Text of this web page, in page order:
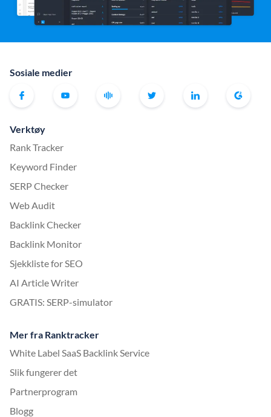
Sosiale medier
Verktøy
Rank Tracker
Keyword Finder
SERP Checker
Web Audit
Backlink Checker
Backlink Monitor
Sjekkliste for SEO
AI Article Writer
GRATIS: SERP-simulator
Mer fra Ranktracker
White Label SaaS Backlink Service
Slik fungerer det
Partnerprogram
Blogg